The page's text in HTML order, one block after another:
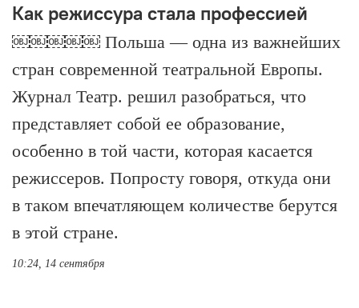
Как режиссура стала профессией
￼￼￼￼￼ Польша — одна из важнейших
стран современной театральной Европы.
Журнал Театр. решил разобраться, что
представляет собой ее образование,
особенно в той части, которая касается
режиссеров. Попросту говоря, откуда они
в таком впечатляющем количестве берутся
в этой стране.
10:24, 14 сентября